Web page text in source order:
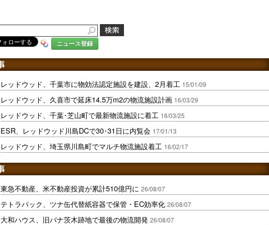
ニュース登録
レッドウッド、千葉市に物効法認定施設を建設、2月着工 15/01/09
レッドウッド、久喜市で延床14.5万m2の物流施設計画 16/03/29
レッドウッド、千葉･芝山町で最新物流施設に着工 16/03/25
ESR、レッドウッド川島DCで30･31日に内覧会 17/01/13
レッドウッド、埼玉県川島町でマルチ物流施設着工 16/02/17
東急不動産、米不動産投資が累計510億円に 26/08/07
テトラパック、ツナ缶代替紙容器で保管・EC効率化 26/08/07
大和ハウス、旧パナ茨木跡地で最後の物流開発 26/08/07